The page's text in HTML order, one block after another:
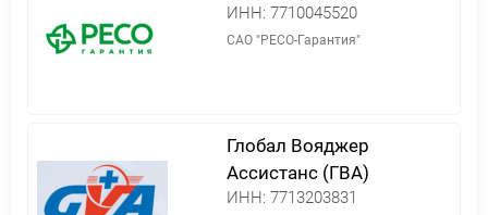
ИНН: 7710045520
САО "РЕСО-Гарантия"
Глобал Вояджер
Ассистанс (ГВА)
ИНН: 7713203831